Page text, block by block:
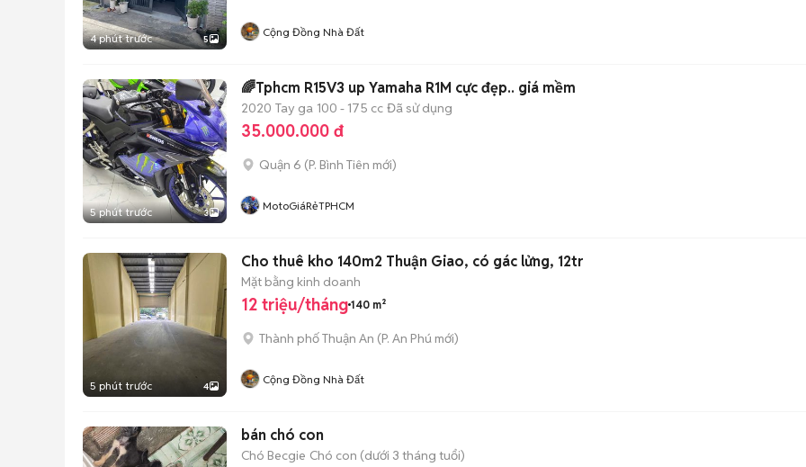
4 phút trước 5 Cộng Đồng Nhà Đất
5 phút trước 3
🌈Tphcm R15V3 up Yamaha R1M cực đẹp.. giá mềm
2020 Tay ga 100 - 175 cc Đã sử dụng
35.000.000 đ
Quận 6 (P. Bình Tiên mới)
MotoGiáRẻTPHCM
5 phút trước 4
Cho thuê kho 140m2 Thuận Giao, có gác lửng, 12tr
Mặt bằng kinh doanh
12 triệu/tháng 140 m²
Thành phố Thuận An (P. An Phú mới)
Cộng Đồng Nhà Đất
bán chó con
Chó Becgie Chó con (dưới 3 tháng tuổi)